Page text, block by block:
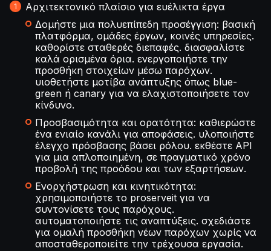
Αρχιτεκτονικό πλαίσιο για ευέλικτα έργα
Δομήστε μια πολυεπίπεδη προσέγγιση: βασική
πλατφόρμα, ομάδες έργων, κοινές υπηρεσίες.
καθορίστε σταθερές διεπαφές. διασφαλίστε
καλά ορισμένα όρια. ενεργοποιήστε την
προσθήκη στοιχείων μέσω παρόχων.
υιοθετήστε μοτίβα ανάπτυξης όπως blue-
green ή canary για να ελαχιστοποιήσετε τον
κίνδυνο.
Προσβασιμότητα και ορατότητα: καθιερώστε
ένα ενιαίο κανάλι για αποφάσεις. υλοποιήστε
έλεγχο πρόσβασης βάσει ρόλου. εκθέστε API
για μια απλοποιημένη, σε πραγματικό χρόνο
προβολή της προόδου και των εξαρτήσεων.
Ενορχήστρωση και κινητικότητα:
χρησιμοποιήστε το proserveit για να
συντονίσετε τους παρόχους.
αυτοματοποιήστε τις αναπτύξεις. σχεδιάστε
για ομαλή προσθήκη νέων παρόχων χωρίς να
αποσταθεροποιείτε την τρέχουσα εργασία.